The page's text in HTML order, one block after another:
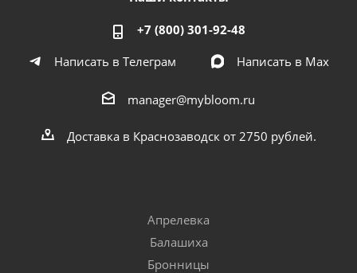
+7 (800) 301-92-48
Написать в Телеграм
Написать в Мах
manager@mybloom.ru
Доставка в Краснозаводск от 2750 рублей.
Апрелевка
Балашиха
Бронницы